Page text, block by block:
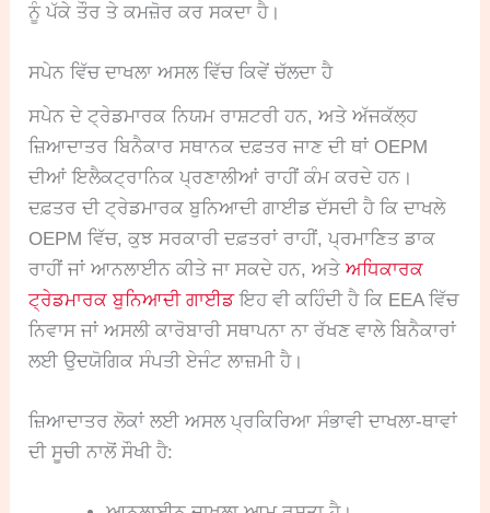
ਨੂੰ ਪੱਕੇ ਤੌਰ ਤੇ ਕਮਜ਼ੋਰ ਕਰ ਸਕਦਾ ਹੈ।
ਸਪੇਨ ਵਿੱਚ ਦਾਖਲਾ ਅਸਲ ਵਿੱਚ ਕਿਵੇਂ ਚੱਲਦਾ ਹੈ
ਸਪੇਨ ਦੇ ਟ੍ਰੇਡਮਾਰਕ ਨਿਯਮ ਰਾਸ਼ਟਰੀ ਹਨ, ਅਤੇ ਅੱਜਕੱਲ੍ਹ
ਜ਼ਿਆਦਾਤਰ ਬਿਨੈਕਾਰ ਸਥਾਨਕ ਦਫ਼ਤਰ ਜਾਣ ਦੀ ਥਾਂ OEPM
ਦੀਆਂ ਇਲੈਕਟ੍ਰਾਨਿਕ ਪ੍ਰਣਾਲੀਆਂ ਰਾਹੀਂ ਕੰਮ ਕਰਦੇ ਹਨ।
ਦਫ਼ਤਰ ਦੀ ਟ੍ਰੇਡਮਾਰਕ ਬੁਨਿਆਦੀ ਗਾਈਡ ਦੱਸਦੀ ਹੈ ਕਿ ਦਾਖਲੇ
OEPM ਵਿੱਚ, ਕੁਝ ਸਰਕਾਰੀ ਦਫ਼ਤਰਾਂ ਰਾਹੀਂ, ਪ੍ਰਮਾਣਿਤ ਡਾਕ
ਰਾਹੀਂ ਜਾਂ ਆਨਲਾਈਨ ਕੀਤੇ ਜਾ ਸਕਦੇ ਹਨ, ਅਤੇਅਧਿਕਾਰਕ
ਟ੍ਰੇਡਮਾਰਕ ਬੁਨਿਆਦੀ ਗਾਈਡਇਹ ਵੀ ਕਹਿੰਦੀ ਹੈ ਕਿ EEA ਵਿੱਚ
ਨਿਵਾਸ ਜਾਂ ਅਸਲੀ ਕਾਰੋਬਾਰੀ ਸਥਾਪਨਾ ਨਾ ਰੱਖਣ ਵਾਲੇ ਬਿਨੈਕਾਰਾਂ
ਲਈ ਉਦਯੋਗਿਕ ਸੰਪਤੀ ਏਜੰਟ ਲਾਜ਼ਮੀ ਹੈ।
ਜ਼ਿਆਦਾਤਰ ਲੋਕਾਂ ਲਈ ਅਸਲ ਪ੍ਰਕਿਰਿਆ ਸੰਭਾਵੀ ਦਾਖਲਾ-ਥਾਵਾਂ
ਦੀ ਸੂਚੀ ਨਾਲੋਂ ਸੌਖੀ ਹੈ: